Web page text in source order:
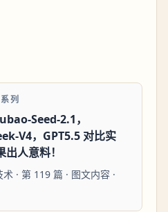
列
Seed-2.1，
V4，GPT5.5 对比实
人意料！
· 第 119 篇 · 图文内容 ·